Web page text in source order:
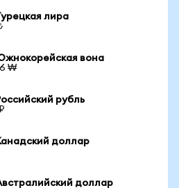
лира
вона
₩
рубль
доллар
доллар